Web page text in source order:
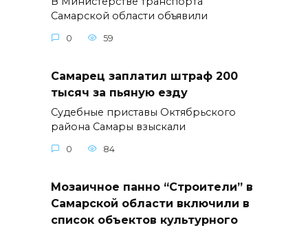
Самарской области объявили
0 59
Самарец заплатил штраф 200
тысяч за пьяную езду
Судебные приставы Октябрьского
района Самары взыскали
0 84
Мозаичное панно “Строители” в
Самарской области включили в
список объектов культурного